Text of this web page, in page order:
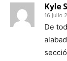
Kyle
16 julio
De